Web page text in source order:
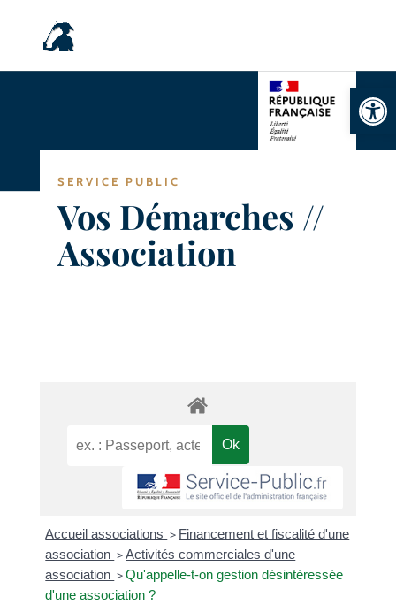
SERVICE PUBLIC
Vos Démarches //
Association
Accueil associations > Financement et fiscalité d'une
association >Activités commerciales d'une
association >Qu'appelle-t-on gestion désintéressée
d'une association ?
Ouvrir